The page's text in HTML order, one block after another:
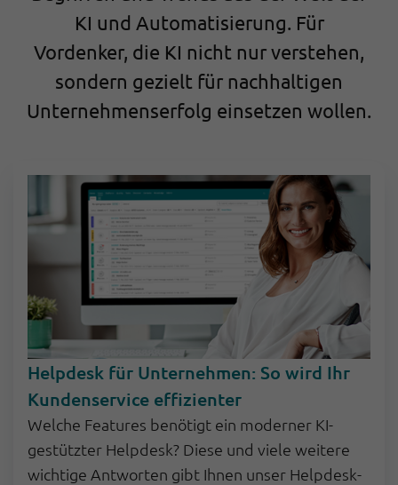
KI und Automatisierung. Für
Vordenker, die KI nicht nur verstehen,
sondern gezielt für nachhaltigen
Unternehmenserfolg einsetzen wollen.
Helpdesk für Unternehmen: So wird Ihr
Kundenservice effizienter
Welche Features benötigt ein moderner KI-
gestützter Helpdesk? Diese und viele weitere
wichtige Antworten gibt Ihnen unser Helpdesk-